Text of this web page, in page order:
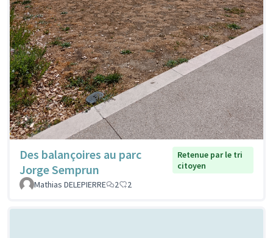
Des balançoires au parc
Jorge Semprun
Retenue par le tri
citoyen
Mathias DELEPIERRE
2 2